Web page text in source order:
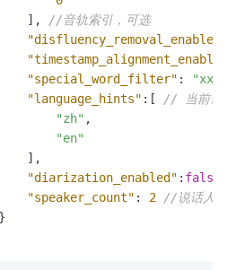
] ,
//音轨索引，可选
"disfluency_removal_enabled"
"special_word_filter" :
"xxx"
"language_hints" : [
// 当前该
"zh" ,
"en"
] ,
"diarization_enabled" : false
"speaker_count" : 2
//说话人
}